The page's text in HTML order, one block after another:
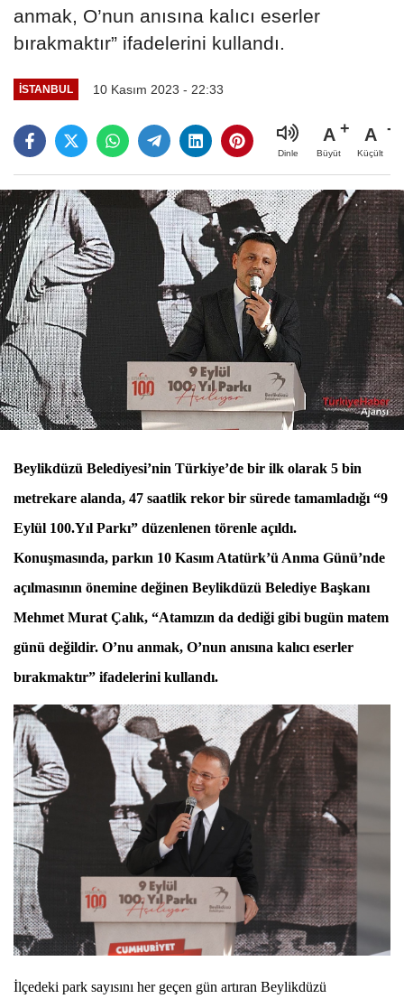
anmak, O’nun anısına kalıcı eserler
bırakmaktır” ifadelerini kullandı.
İSTANBUL 10 Kasım 2023 - 22:33
Dinle
A
Büyüt
A
Küçült
Beylikdüzü Belediyesi’nin Türkiye’de bir ilk olarak 5 bin
metrekare alanda, 47 saatlik rekor bir sürede tamamladığı “9
Eylül 100.Yıl Parkı” düzenlenen törenle açıldı.
Konuşmasında, parkın 10 Kasım Atatürk’ü Anma Günü’nde
açılmasının önemine değinen Beylikdüzü Belediye Başkanı
Mehmet Murat Çalık, “Atamızın da dediği gibi bugün matem
günü değildir. O’nu anmak, O’nun anısına kalıcı eserler
bırakmaktır” ifadelerini kullandı.
İlçedeki park sayısını her geçen gün artıran Beylikdüzü